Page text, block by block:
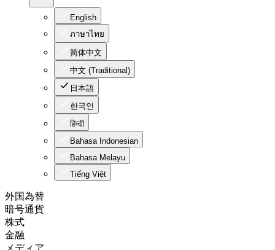
English
ภาษาไทย
简体中文
中文 (Traditional)
日本語
한국인
हिन्दी
Bahasa Indonesian
Bahasa Melayu
Tiếng Việt
外国為替
暗号通貨
株式
金融
メディア